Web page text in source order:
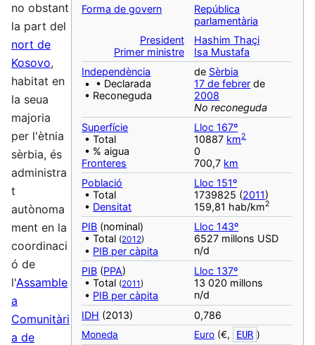
Forma de govern
República
parlamentària
President
Primer ministre
Hashim Thaçi
Isa Mustafa
Independència
• • Declarada
• Reconeguda
de Sèrbia
17 de febrer de
2008
No reconeguda
Superfície
• Total
• % aigua
Fronteres
Lloc 167º
10887 km2
0
700,7 km
Població
• Total
• Densitat
Lloc 151º
1739825 (2011)
159,81 hab/km2
PIB (nominal)
• Total (2012)
• PIB per càpita
Lloc 143º
6527 millons USD
n/d
PIB (PPA)
• Total (2011)
• PIB per càpita
Lloc 137º
13 020 millons
n/d
IDH (2013) 0,786
Moneda Euro (€, EUR )
no obstant
la part del
nort de
Kosovo,
habitat en
la seua
majoria
per l'ètnia
sèrbia, és
administra
t
autònoma
ment en la
coordinaci
ó de
l'Assamble
a
Comunitàri
a de